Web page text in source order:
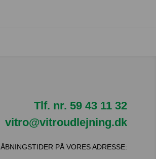
Tlf. nr. 59 43 11 32
vitro@vitroudlejning.dk
ÅBNINGSTIDER PÅ VORES ADRESSE: